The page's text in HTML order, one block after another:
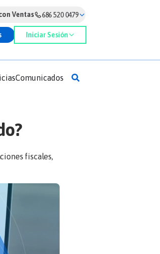
Iniciar Sesión
Ventas 686 520 0479
Comunicados
fiscales,